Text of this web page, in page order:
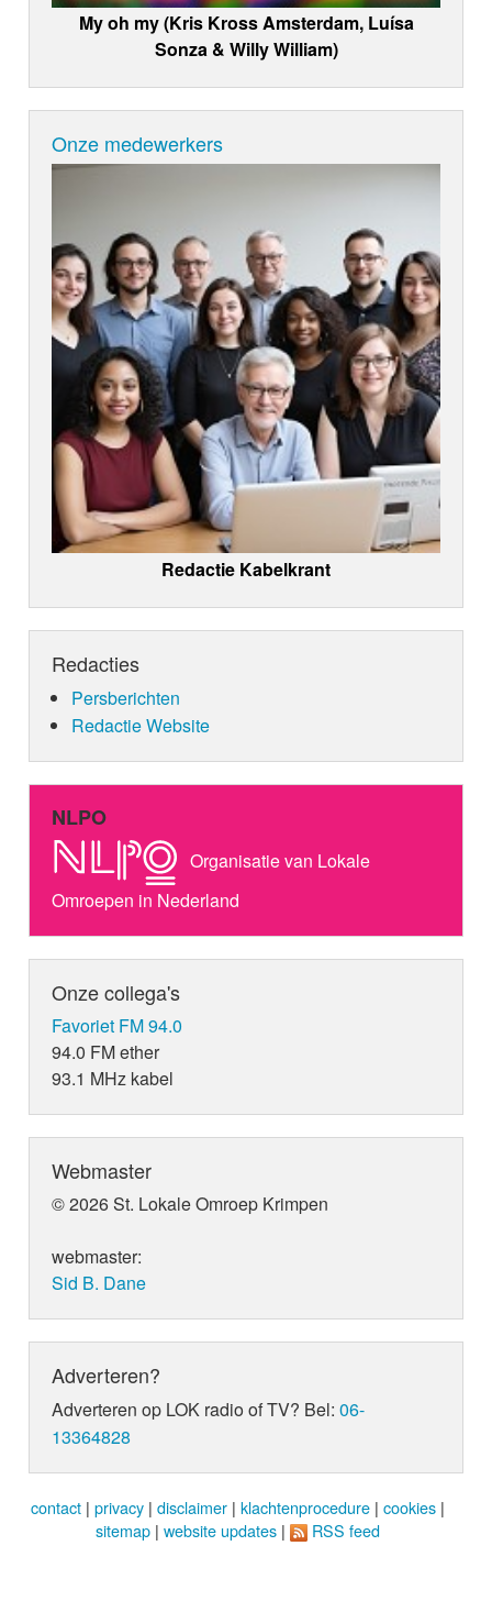
My oh my (Kris Kross Amsterdam, Luísa
Sonza & Willy William)
Onze medewerkers
Redactie Kabelkrant
Redacties
Persberichten
Redactie Website
NLPO
Organisatie van Lokale
Omroepen in Nederland
Onze collega's
Favoriet FM 94.0
94.0 FM ether
93.1 MHz kabel
Webmaster
© 2026 St. Lokale Omroep Krimpen
webmaster:
Sid B. Dane
Adverteren?
Adverteren op LOK radio of TV? Bel:06-
13364828
contact | privacy | disclaimer | klachtenprocedure | cookies |
sitemap | website updates | RSS feed